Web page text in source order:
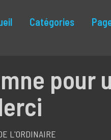
Catégories
pour
L'ORDINAIRE